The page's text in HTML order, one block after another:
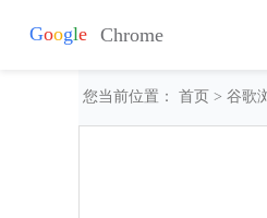
您当前位置： 首页 > 谷歌